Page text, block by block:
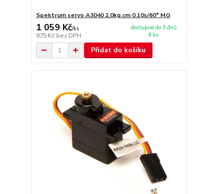
Spektrum servo A3040 2.0kg.cm 0.10s/60° MG
1 059 Kč/ks
875 Kč bez DPH
dostupné do 3 dnů
4 ks
Přidat do košíku